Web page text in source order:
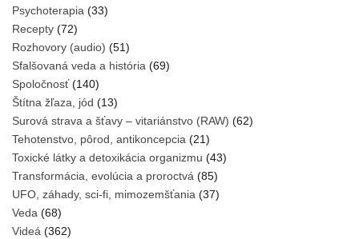
Psychoterapia (33)
Recepty (72)
Rozhovory (audio) (51)
Sfalšovaná veda a história (69)
Spoločnosť(140)
Štítna žľaza, jód (13)
Surová strava a šťavy – vitariánstvo (RAW) (62)
Tehotenstvo, pôrod, antikoncepcia (21)
Toxické látky a detoxikácia organizmu (43)
Transformácia, evolúcia a proroctvá (85)
UFO, záhady, sci-fi, mimozemšťania (37)
Veda (68)
Videá (362)